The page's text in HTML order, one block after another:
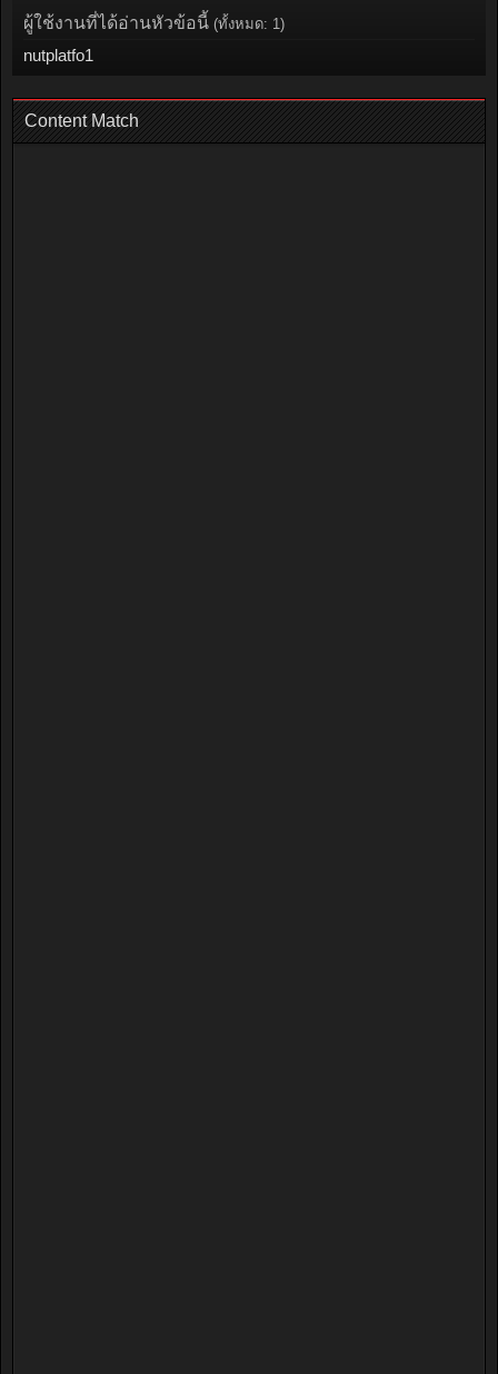
ผู้ใช้งานที่ได้อ่านหัวข้อนี้ (ทั้งหมด: 1)
nutplatfo1
Content Match